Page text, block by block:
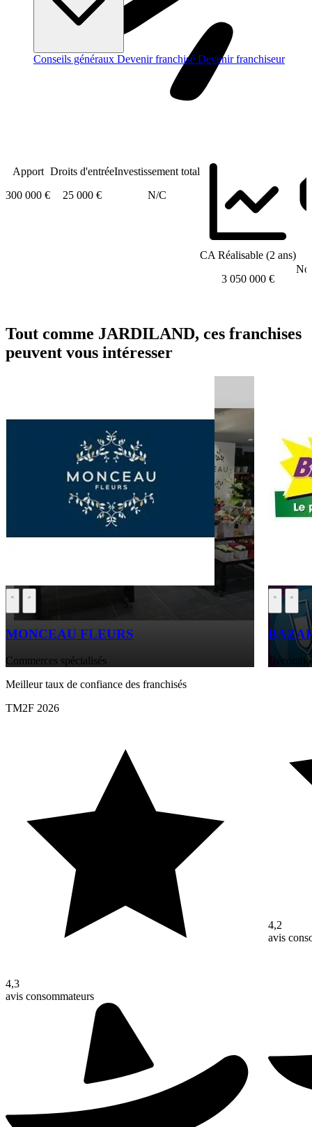
Conseils généraux Devenir franchisé Devenir franchiseur
Apport
300 000 €
Droits d'entrée
25 000 €
Investissement total
N/C
CA Réalisable (2 ans)
3 050 000 €
Tout comme JARDILAND, ces franchises
peuvent vous intéresser
MONCEAU FLEURS
Commerces spécialisés
Meilleur taux de confiance des franchisés
TM2F 2026
4,3
avis consommateurs
4,2
avis